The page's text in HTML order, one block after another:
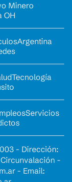
Minero
OH
Argentina
Tecnología
Servicios
- Dirección:
Circunvalación -
- Email: